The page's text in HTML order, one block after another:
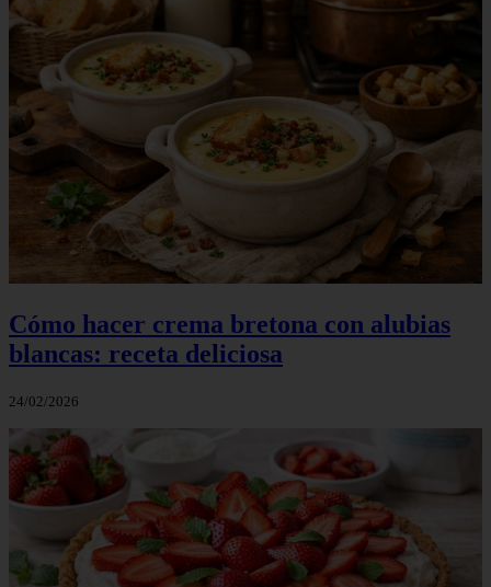
Cómo hacer crema bretona con alubias
blancas: receta deliciosa
24/02/2026